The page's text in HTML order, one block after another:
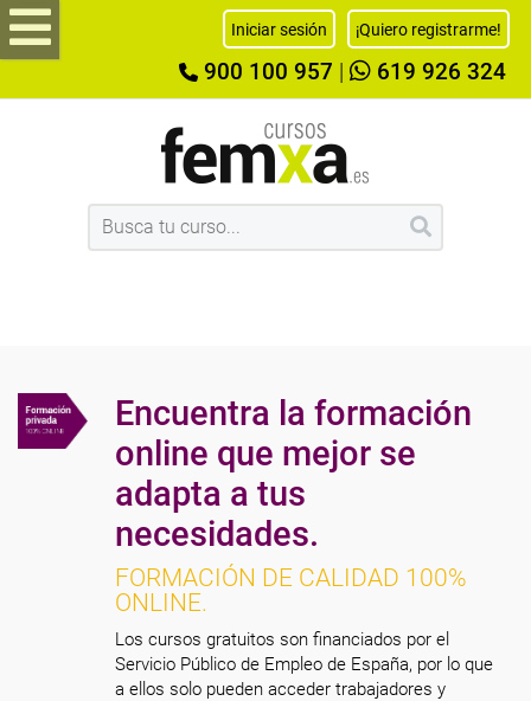
Iniciar sesión ¡Quiero registrarme!
900 100 957 619 926 324
Encuentra la formación
online que mejor se
adapta a tus
necesidades.
FORMACIÓN DE CALIDAD 100%
ONLINE.
Los cursos gratuitos son financiados por el
Servicio Público de Empleo de España, por lo que
a ellos solo pueden acceder trabajadores y